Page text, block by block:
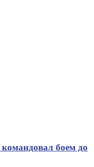
боем до